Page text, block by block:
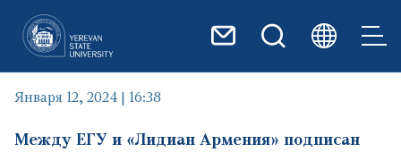
Января 12, 2024 | 16:38
Между ЕГУ и «Лидиан Армения» подписан